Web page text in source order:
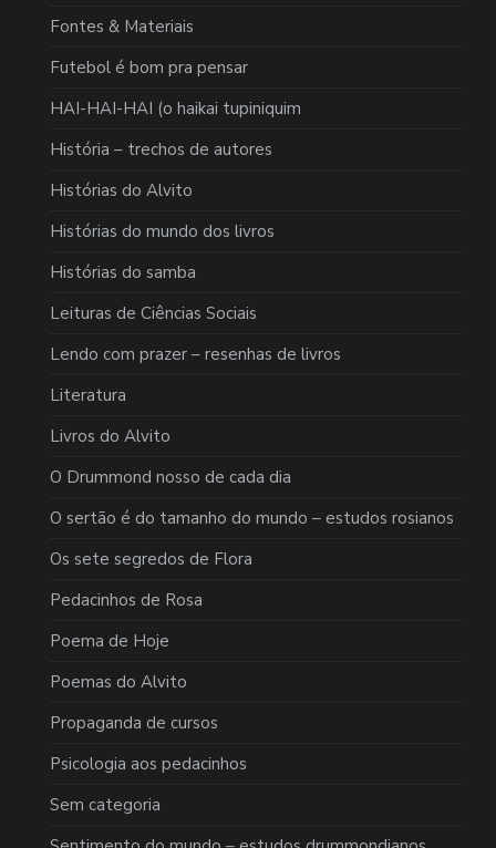
Fontes & Materiais
Futebol é bom pra pensar
HAI-HAI-HAI (o haikai tupiniquim
História – trechos de autores
Histórias do Alvito
Histórias do mundo dos livros
Histórias do samba
Leituras de Ciências Sociais
Lendo com prazer – resenhas de livros
Literatura
Livros do Alvito
O Drummond nosso de cada dia
O sertão é do tamanho do mundo – estudos rosianos
Os sete segredos de Flora
Pedacinhos de Rosa
Poema de Hoje
Poemas do Alvito
Propaganda de cursos
Psicologia aos pedacinhos
Sem categoria